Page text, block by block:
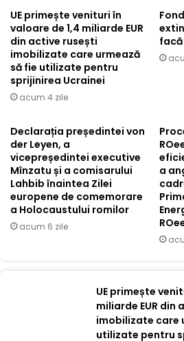
UE primește venituri în
valoare de 1,4 miliarde EUR
din active rusești
imobilizate care urmează
să fie utilizate pentru
sprijinirea Ucrainei
acum 4 zile
Declarația președintei von
der Leyen, a
vicepreședintei executive
Mînzatu și a comisarului
Lahbib înaintea Zilei
europene de comemorare
a Holocaustului romilor
acum 6 zile
a
UE primește
miliarde EUR din
imobilizate care
utilizate pentru